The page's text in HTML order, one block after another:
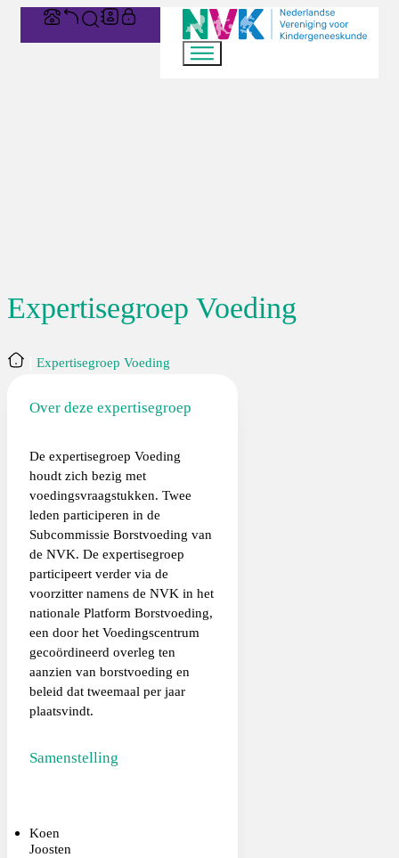
Expertisegroep Voeding
HomeExpertisegroep Voeding
Over deze expertisegroep
De expertisegroep Voeding
houdt zich bezig met
voedingsvraagstukken. Twee
leden participeren in de
Subcommissie Borstvoeding van
de NVK. De expertisegroep
participeert verder via de
voorzitter namens de NVK in het
nationale Platform Borstvoeding,
een door het Voedingscentrum
gecoördineerd overleg ten
aanzien van borstvoeding en
beleid dat tweemaal per jaar
plaatsvindt.
Samenstelling
Koen
Joosten